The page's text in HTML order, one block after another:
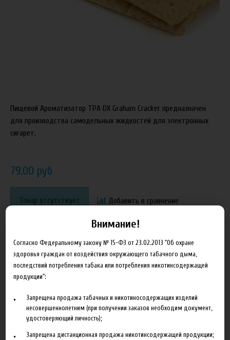
Пищевой Ароматизатор TPA DX Graham Cracker предназначен
для производства самодельных жидкостей для электронных
сигарет.
79.00 руб
Товар отсутствует Добавить в сравнение
Описание Характеристики Отзывы
Пищевой Ароматизатор TPA DX Graham Cracker предназначен
для производства самодельных жидкостей для электронных
Внимание!
Согласно Федеральному закону № 15-ФЗ от 23.02.2013 "Об охране
здоровья граждан от воздействия окружающего табачного дыма,
последствий потребления табака или потребления никотинсодержащей
продукции":
Запрещена продажа табачных и никотиносодержащих изделий
несовершеннолетним (при получении заказов необходим документ,
удостоверяющий личность);
Запрещена дистанционная продажа никотинсодержащей продукции;